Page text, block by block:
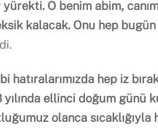
O benim abim,
kalacak. Onu hep
hatıralarımızda hep iz
yılında ellinci doğum günü
olanca